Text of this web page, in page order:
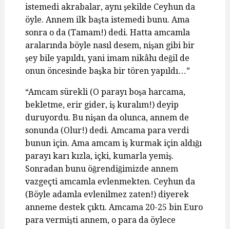
istemedi akrabalar, aynı şekilde Ceyhun da
öyle. Annem ilk başta istemedi bunu. Ama
sonra o da (Tamam!) dedi. Hatta amcamla
aralarında böyle nasıl desem, nişan gibi bir
şey bile yapıldı, yani imam nikâhı değil de
onun öncesinde başka bir tören yapıldı…”
“Amcam sürekli (O parayı boşa harcama,
bekletme, erir gider, iş kuralım!) deyip
duruyordu. Bu nişan da olunca, annem de
sonunda (Olur!) dedi. Amcama para verdi
bunun için. Ama amcam iş kurmak için aldığı
parayı karı kızla, içki, kumarla yemiş.
Sonradan bunu öğrendiğimizde annem
vazgeçti amcamla evlenmekten. Ceyhun da
(Böyle adamla evlenilmez zaten!) diyerek
anneme destek çıktı. Amcama 20-25 bin Euro
para vermişti annem, o para da öylece